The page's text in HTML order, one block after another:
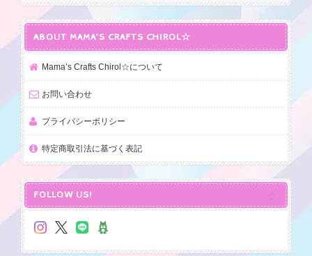
ABOUT MAMA’S CRAFTS CHIROL☆
Mama’s Crafts Chirol☆について
お問い合わせ
プライバシーポリシー
特定商取引法に基づく表記
FOLLOW US!